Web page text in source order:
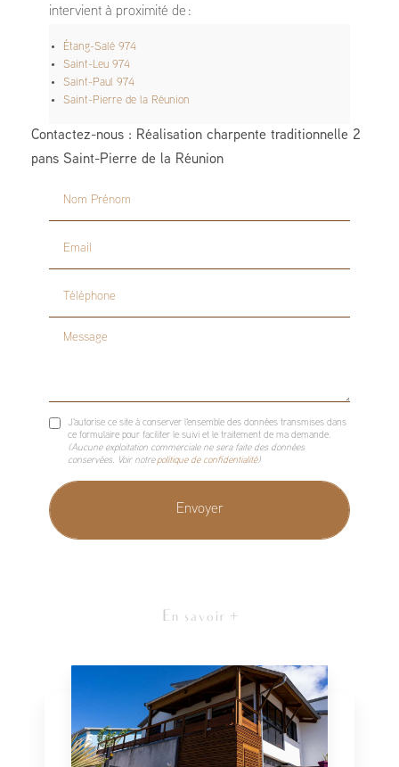
intervient à proximité de :
Étang-Salé 974
Saint-Leu 974
Saint-Paul 974
Saint-Pierre de la Réunion
Contactez-nous : Réalisation charpente traditionnelle 2
pans Saint-Pierre de la Réunion
Nom Prénom
Email
Téléphone
Message
J'autorise ce site à conserver l'ensemble des données transmises dans
ce formulaire pour faciliter le suivi et le traitement de ma demande.
(Aucune exploitation commerciale ne sera faite des données
conservées. Voir notre politique de confidentialité)
En savoir +